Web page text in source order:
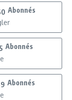
Abonnés
Abonnés
Abonnés